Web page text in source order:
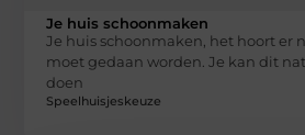
Je huis schoonmaken
Je huis schoonmaken, het hoort er
moet gedaan worden. Je kan dit
doen
Speelhuisjeskeuze